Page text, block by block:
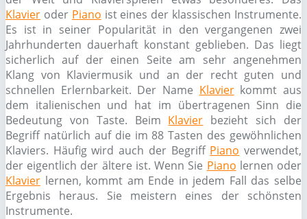
Klavier oder Piano ist eines der klassischen Instrumente.
Es ist in seiner Popularität in den vergangenen zwei
Jahrhunderten dauerhaft konstant geblieben. Das liegt
sicherlich auf der einen Seite am sehr angenehmen
Klang von Klaviermusik und an der recht guten und
schnellen Erlernbarkeit. Der Name Klavierkommt aus
dem italienischen und hat im übertragenen Sinn die
Bedeutung von Taste. Beim Klavier bezieht sich der
Begriff natürlich auf die im 88 Tasten des gewöhnlichen
Klaviers. Häufig wird auch der Begriff Piano verwendet,
der eigentlich der ältere ist. Wenn Sie Piano lernen oder
Klavier lernen, kommt am Ende in jedem Fall das selbe
Ergebnis heraus. Sie meistern eines der schönsten
Instrumente.